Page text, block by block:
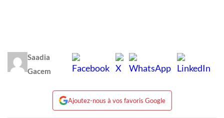
Saadia
Gacem
Ajoutez-nous à vos favoris Google